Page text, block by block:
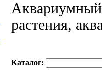
растения,
Каталог: